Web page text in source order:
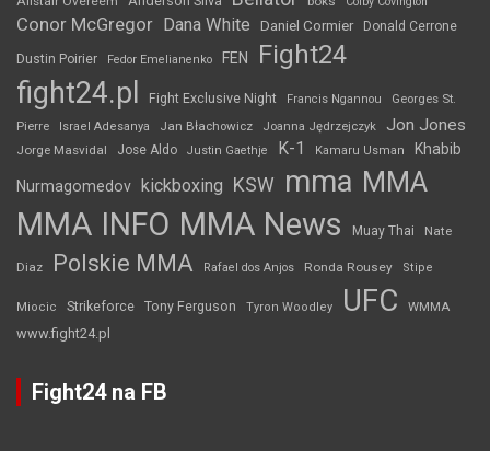
Conor McGregor Dana White Daniel Cormier Donald Cerrone
Dustin Poirier Fedor Emelianenko FEN Fight24
fight24.pl Fight Exclusive Night Francis Ngannou
Georges St.
Pierre
Israel Adesanya Jan Błachowicz Joanna Jędrzejczyk Jon Jones
Jorge Masvidal Jose Aldo Justin Gaethje K-1 Kamaru Usman Khabib
Nurmagomedov kickboxing KSW mma MMA
MMA INFO MMA News Muay Thai Nate
Diaz Polskie MMA Rafael dos Anjos Ronda Rousey Stipe
Miocic Strikeforce Tony Ferguson Tyron Woodley UFC WMMA
www.fight24.pl
Fight24 na FB